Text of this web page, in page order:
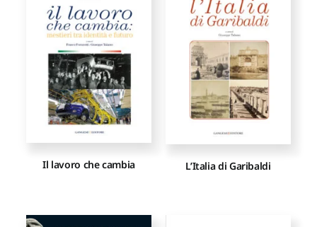
Proposte di pubblicazione
Gangemi Editore
Newsletter
Il lavoro che cambia L’Italia di Garibaldi